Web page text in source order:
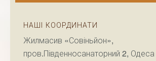
НАШІ КООРДИНАТИ
Жилмасив «Совіньйон»,
пров.Південносанаторний 2, Одеса